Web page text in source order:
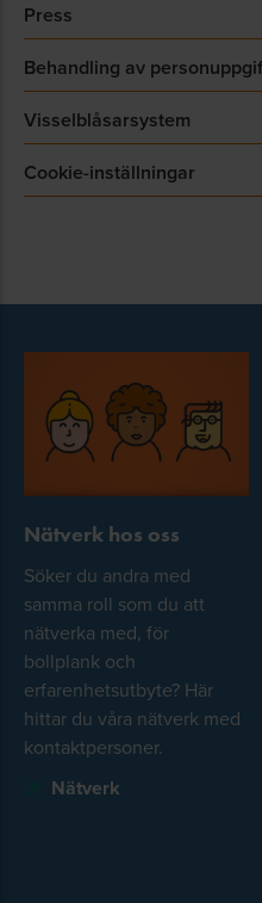
Press
Behandling av
Visselblåsarsystem
Cookie-inställningar
Nätverk hos oss
Söker du andra med
samma roll som du att
nätverka med, för
bollplank och
erfarenhetsutbyte? Här
hittar du våra nätverk med
kontaktpersoner.
Nätverk